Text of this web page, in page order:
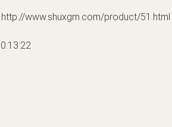
www.shuxgm.com/product/51.html